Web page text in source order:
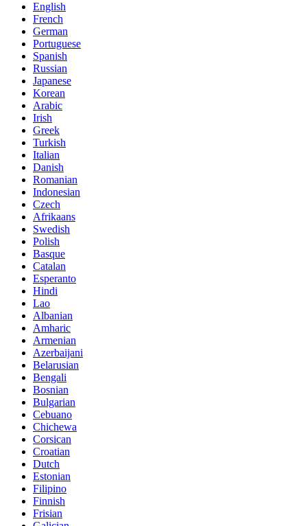
English
French
German
Portuguese
Spanish
Russian
Japanese
Korean
Arabic
Irish
Greek
Turkish
Italian
Danish
Romanian
Indonesian
Czech
Afrikaans
Swedish
Polish
Basque
Catalan
Esperanto
Hindi
Lao
Albanian
Amharic
Armenian
Azerbaijani
Belarusian
Bengali
Bosnian
Bulgarian
Cebuano
Chichewa
Corsican
Croatian
Dutch
Estonian
Filipino
Finnish
Frisian